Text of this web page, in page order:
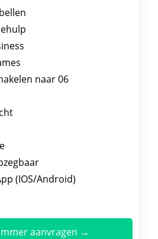
naar 06
(IOS/Android)
aanvragen →